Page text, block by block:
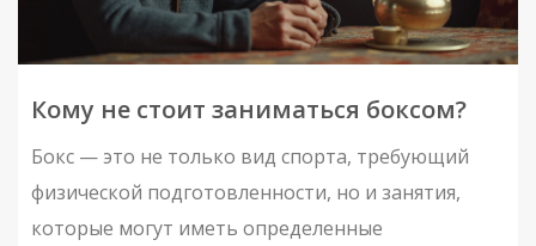
Кому не стоит заниматься боксом?
Бокс — это не только вид спорта, требующий
физической подготовленности, но и занятия,
которые могут иметь определенные